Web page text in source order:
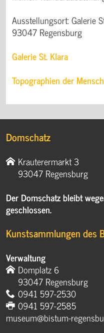
Ausstellungsort: Galerie
93047 Regensburg
Galerie St. Klara
Topographien der
Domschatz
Krauterermarkt 3
93047 Regensburg
Der Domschatz bleibt
geschlossen.
Kunstsammlungen des
Verwaltung
Domplatz 6
93047 Regensburg
0941 597-2530
0941 597-2585
museum@bistum-